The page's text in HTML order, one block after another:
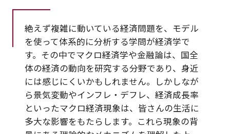
絶えず複雑に動いている経済問題を、モデル
を使って体系的に分析する学問が経済学で
す。その中でマクロ経済学や金融論は、国全
体の経済の動向を研究する分野であり、身近
には感じにくいかもしれません。しかしなが
ら景気変動やインフレ・デフレ、経済成長率
といったマクロ経済現象は、皆さんの生活に
多大な影響をもたらします。これら現象の背